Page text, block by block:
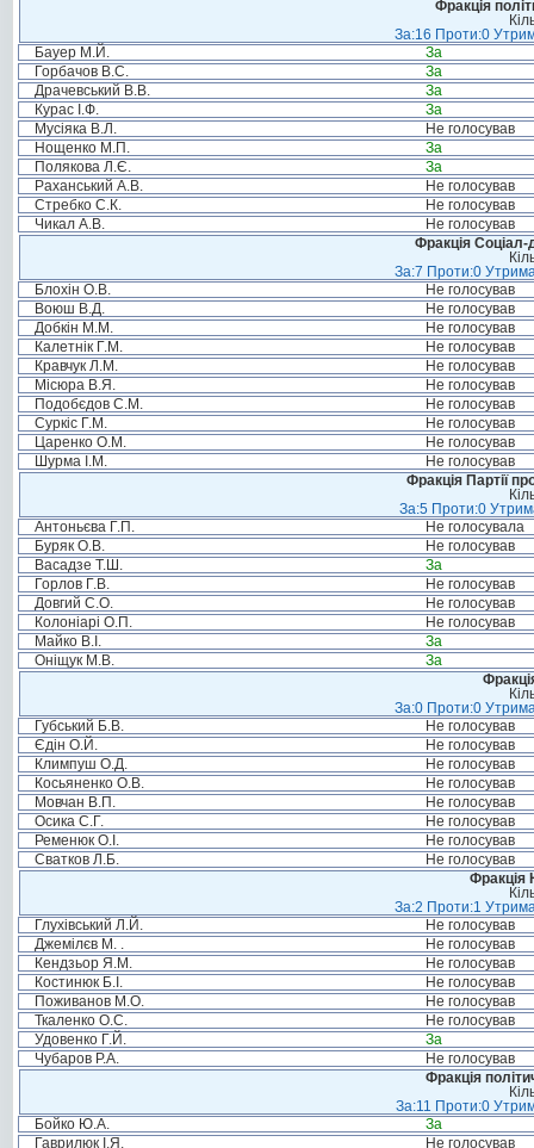
Фракція
За:16 Проти:0
Бауер М.Й.
За
Горбачов В.С.
За
Драчевський В.В.
За
Курас І.Ф.
За
Мусіяка В.Л.
Не голосував
Нощенко М.П.
За
Полякова Л.Є.
За
Раханський А.В.
Не голосував
Стребко С.К.
Не голосував
Чикал А.В.
Не голосував
Фракція Соціал-
За:7 Проти:0
Блохін О.В.
Не голосував
Воюш В.Д.
Не голосував
Добкін М.М.
Не голосував
Калетнік Г.М.
Не голосував
Кравчук Л.М.
Не голосував
Місюра В.Я.
Не голосував
Подобєдов С.М.
Не голосував
Суркіс Г.М.
Не голосував
Царенко О.М.
Не голосував
Шурма І.М.
Не голосував
Фракція Партії
За:5 Проти:0
Антоньєва Г.П.
Не голосувала
Буряк О.В.
Не голосував
Васадзе Т.Ш.
За
Горлов Г.В.
Не голосував
Довгий С.О.
Не голосував
Колоніарі О.П.
Не голосував
Майко В.І.
За
Оніщук М.В.
За
За:0 Проти:0
Губський Б.В.
Не голосував
Єдін О.Й.
Не голосував
Климпуш О.Д.
Не голосував
Косьяненко О.В.
Не голосував
Мовчан В.П.
Не голосував
Осика С.Г.
Не голосував
Ременюк О.І.
Не голосував
Сватков Л.Б.
Не голосував
Фракція
За:2 Проти:1
Глухівський Л.Й.
Не голосував
Джемілєв М. .
Не голосував
Кендзьор Я.М.
Не голосував
Костинюк Б.І.
Не голосував
Поживанов М.О.
Не голосував
Ткаленко О.С.
Не голосував
Удовенко Г.Й.
За
Чубаров Р.А.
Не голосував
Фракція
За:11 Проти:0
Бойко Ю.А.
За
Гаврилюк І.Я.
Не голосував